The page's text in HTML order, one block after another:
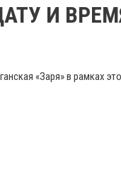
И
«Заря» в рамках